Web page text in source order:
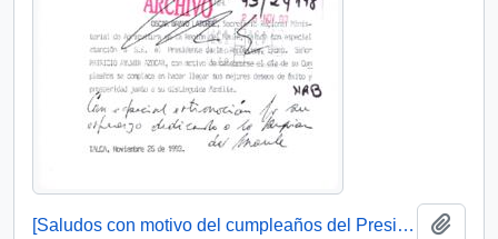
[Saludos con motivo del cumpleaños del Presidente]